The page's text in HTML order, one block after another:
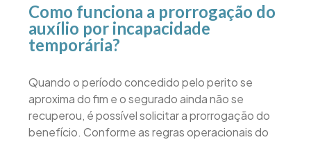
Como funciona a prorrogação do
auxílio por incapacidade
temporária?
Quando o período concedido pelo perito se
aproxima do fim e o segurado ainda não se
recuperou, é possível solicitar a prorrogação do
benefício. Conforme as regras operacionais do